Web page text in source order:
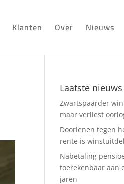
Klanten Over Nieuws
Laatste nieuws
Zwartspaarder
maar verliest
Doorlenen tegen
rente is
Nabetaling
toerekenbaar aan
jaren